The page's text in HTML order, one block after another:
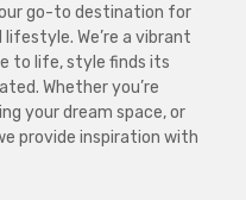
go-to destination for
We’re a vibrant
to life, style finds its
Whether you’re
your dream space, or
provide inspiration with